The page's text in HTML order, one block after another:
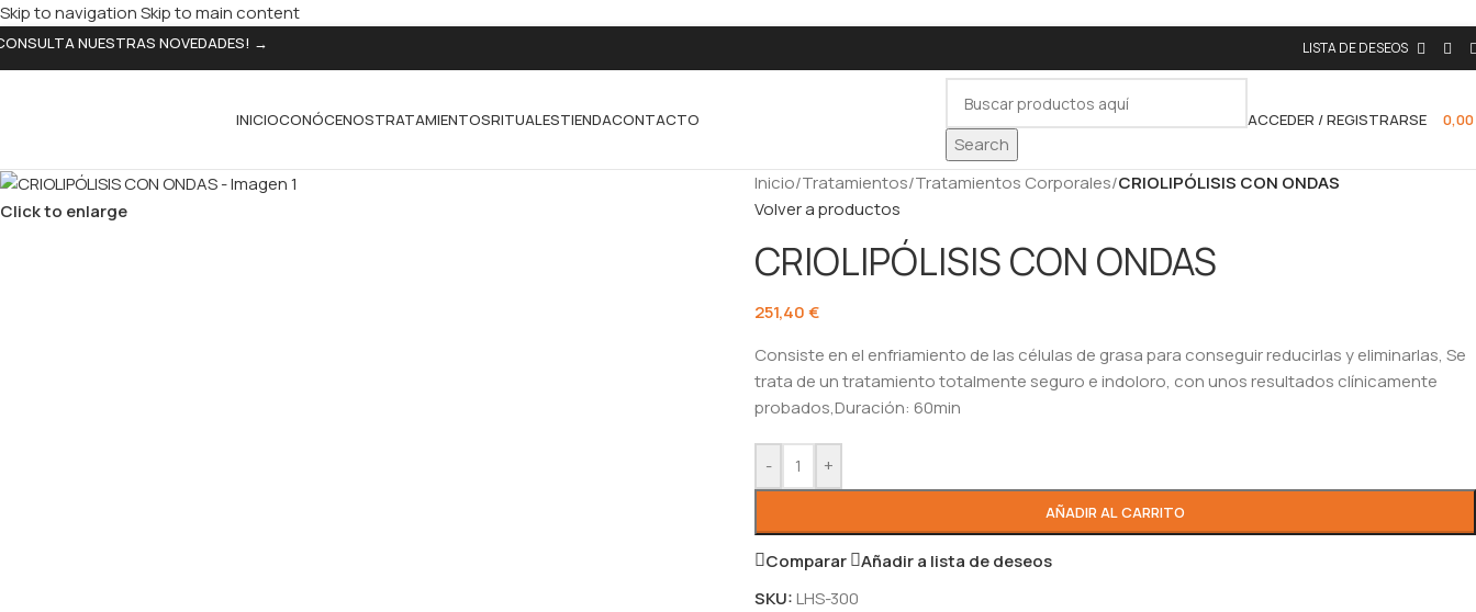
Skip to navigationSkip to main content
NUESTRAS NOVEDADES! → LISTA DE DESEOS
INICIOCONÓCENOSTRATAMIENTOSRITUALESTIENDACONTACTO
Search
ACCEDER / REGISTRARSE 0,00
Click to enlarge
Inicio/Tratamientos/Tratamientos Corporales/CRIOLIPÓLISIS CON ONDAS
Volver a productos
CRIOLIPÓLISIS CON ONDAS
251,40€
Consiste en el enfriamiento de las células de grasa para conseguir reducirlas y eliminarlas, Se
trata de un tratamiento totalmente seguro e indoloro, con unos resultados clínicamente
probados,Duración: 60min
- +
AÑADIR AL CARRITO
Comparar
Añadir a lista de deseos
SKU:LHS-300